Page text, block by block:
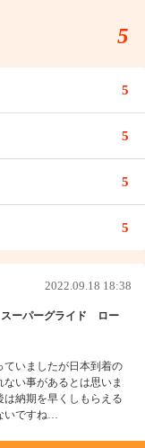
5
5
5
5
5
2022.09.18 18:38
ーパーグライド ロー
いましたが日本到着の
い事があるとは思いま
納期を早くしもらえる
いですね…